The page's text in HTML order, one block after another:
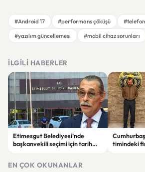
#Android 17 #performans çöküşü
#yazılım güncellemesi
#mobil cihaz sorunları
İLGILI HABERLER
Etimesgut Belediyesi’nde
başkanvekili seçimi için tarih
timindeki
EN ÇOK OKUNANLAR